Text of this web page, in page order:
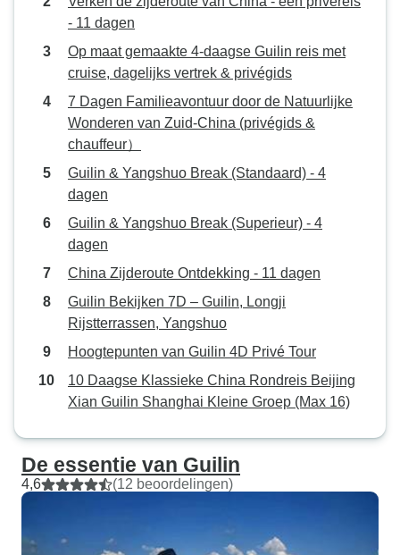
- 11 dagen
Op maat gemaakte 4-daagse Guilin reis met
cruise, dagelijks vertrek & privégids
7 Dagen Familieavontuur door de Natuurlijke
Wonderen van Zuid-China (privégids &
chauffeur）
Guilin & Yangshuo Break (Standaard) - 4
dagen
Guilin & Yangshuo Break (Superieur) - 4
dagen
China Zijderoute Ontdekking - 11 dagen
Guilin Bekijken 7D – Guilin, Longji
Rijstterrassen, Yangshuo
Hoogtepunten van Guilin 4D Privé Tour
10 Daagse Klassieke China Rondreis Beijing
Xian Guilin Shanghai Kleine Groep (Max 16)
De essentie van Guilin
4,6 (12 beoordelingen)